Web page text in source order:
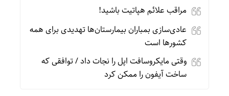
مراقب علائم هپاتیت باشید!
عادی‌سازی بمباران بیمارستان‌ها تهدیدی برای همه
کشورها است
وقتی مایکروسافت اپل را نجات داد / توافقی که
ساخت آیفون را ممکن کرد